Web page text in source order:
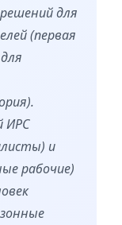
для
(первая
ИРС
и
рабочие)